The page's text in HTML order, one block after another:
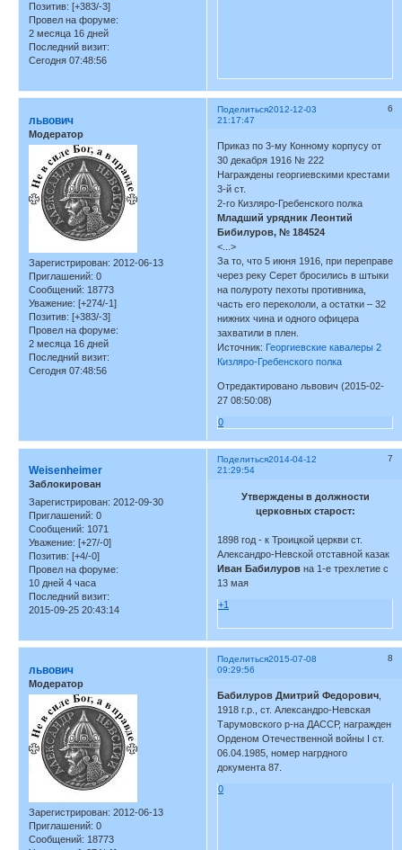
Позитив: [+383/-3]
Провел на форуме:
2 месяца 16 дней
Последний визит:
Сегодня 07:48:56
Поделиться 6
2012-12-03
21:17:47
львович
Модератор
Зарегистрирован: 2012-06-13
Приглашений: 0
Сообщений: 18773
Уважение: [+274/-1]
Позитив: [+383/-3]
Провел на форуме:
2 месяца 16 дней
Последний визит:
Сегодня 07:48:56
Приказ по 3-му Конному корпусу от
30 декабря 1916 № 222
Награждены георгиевскими крестами
3-й ст.
2-го Кизляро-Гребенского полка
Младший урядник Леонтий
Бибилуров, № 184524
<...>
За то, что 5 июня 1916, при переправе
через реку Серет бросились в штыки
на полуроту пехоты противника,
часть его перекололи, а остатки – 32
нижних чина и одного офицера
захватили в плен.
Источник: Георгиевские кавалеры 2
Кизляро-Гребенского полка
Отредактировано львович (2015-02-
27 08:50:08)
0
Поделиться 7
2014-04-12
21:29:54
Weisenheimer
Заблокирован
Зарегистрирован: 2012-09-30
Приглашений: 0
Сообщений: 1071
Уважение: [+27/-0]
Позитив: [+4/-0]
Провел на форуме:
10 дней 4 часа
Последний визит:
2015-09-25 20:43:14
Утверждены в должности
церковных старост:
1898 год - к Троицкой церкви ст.
Александро-Невской отставной казак
Иван Бабилуров на 1-е трехлетие с
13 мая
+1
Поделиться 8
2015-07-08
09:29:56
львович
Модератор
Зарегистрирован: 2012-06-13
Приглашений: 0
Сообщений: 18773
Бабилуров Дмитрий Федорович
1918 г.р., ст. Александро-Невская
Тарумовского р-на ДАССР, награжден
Орденом Отечественной войны I ст.
06.04.1985, номер нагрдного
документа 87.
0